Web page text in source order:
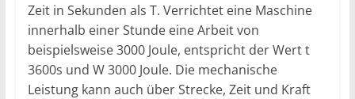
Zeit in Sekunden als T. Verrichtet eine Maschine
innerhalb einer Stunde eine Arbeit von
beispielsweise 3000 Joule, entspricht der Wert t
3600s und W 3000 Joule. Die mechanische
Leistung kann auch über Strecke, Zeit und Kraft